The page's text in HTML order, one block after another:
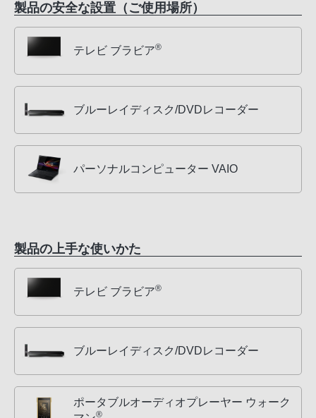
製品の安全な設置（ご使用場所）
テレビ ブラビア®
ブルーレイディスク/DVDレコーダー
パーソナルコンピューター VAIO
製品の上手な使いかた
テレビ ブラビア®
ブルーレイディスク/DVDレコーダー
ポータブルオーディオプレーヤー ウォーク
®